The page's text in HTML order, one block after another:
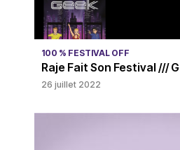
100 % FESTIVAL OFF
Raje Fait Son Festival ///
26 juillet 2022